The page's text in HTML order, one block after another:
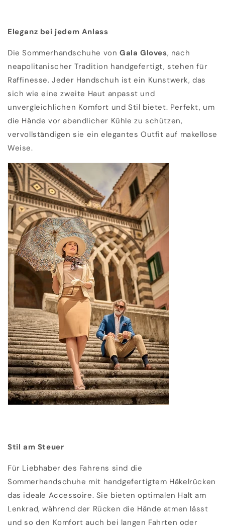
Eleganz bei jedem Anlass
Die Sommerhandschuhe von Gala Gloves, nach
neapolitanischer Tradition handgefertigt, stehen für
Raffinesse. Jeder Handschuh ist ein Kunstwerk, das
sich wie eine zweite Haut anpasst und
unvergleichlichen Komfort und Stil bietet. Perfekt, um
die Hände vor abendlicher Kühle zu schützen,
vervollständigen sie ein elegantes Outfit auf makellose
Weise.
Stil am Steuer
Für Liebhaber des Fahrens sind die
Sommerhandschuhe mit handgefertigtem Häkelrücken
das ideale Accessoire. Sie bieten optimalen Halt am
Lenkrad, während der Rücken die Hände atmen lässt
und so den Komfort auch bei langen Fahrten oder